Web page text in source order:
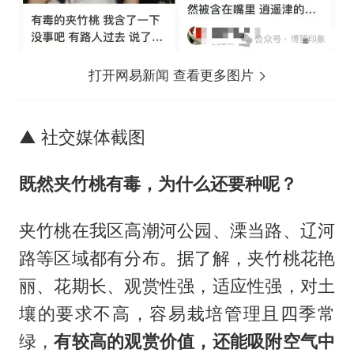
打开网易新闻 查看更多图片
▲ 社交媒体截图
既然夹竹桃有毒，为什么还要种呢？
夹竹桃在我区高潮河公园、溧当路、辽河
路等区域都有分布。据了解，夹竹桃花艳
丽、花期长、观赏性强，适应性强，对土
壤的要求不高，容易栽培管理且四季常
绿，有较高的观赏价值，还能吸附空气中